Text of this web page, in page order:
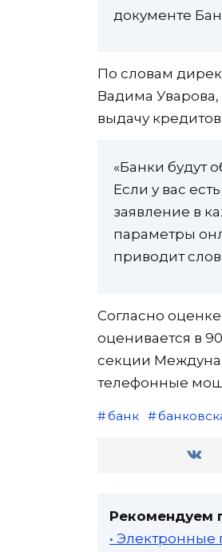
документе
По словам
Вадима Уварова,
выдачу кредитов.
«Банки будут
Если у вас
заявление в
параметры
приводит
Согласно
оценивается в
секции
телефонные
банк
Рекомендуем
•